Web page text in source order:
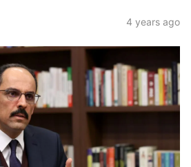
4 years ago